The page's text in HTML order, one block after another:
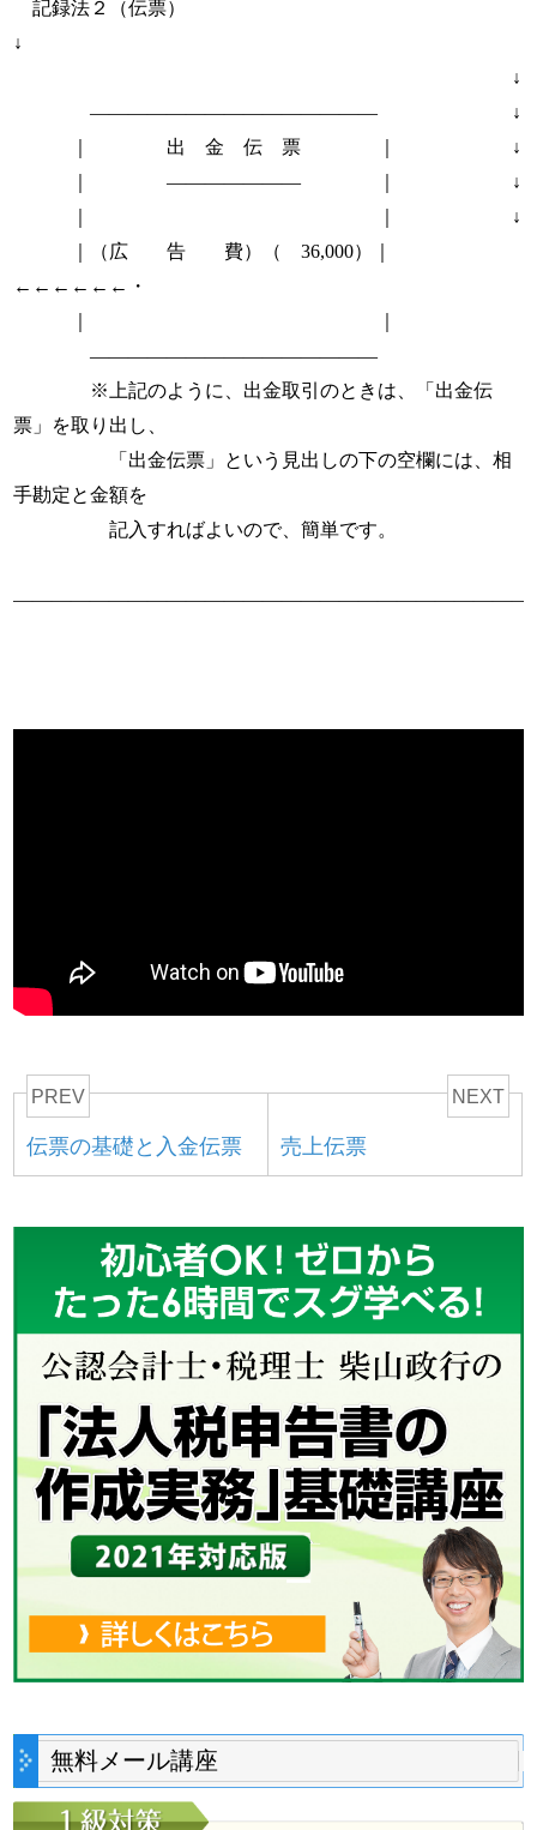
記録法２（伝票）
↓
↓
――――――――――――――― ↓
｜ 出 金 伝 票 ｜ ↓
｜ ――――――― ｜ ↓
｜ ｜ ↓
｜（広 告 費）（ 36,000）｜
←←←←←←・
―――――――――――――――
※上記のように、出金取引のときは、「出金伝
票」を取り出し、
「出金伝票」という見出しの下の空欄には、相
手勘定と金額を
記入すればよいので、簡単です。
PREV
伝票の基礎と入金伝票
NEXT
売上伝票
無料メール講座